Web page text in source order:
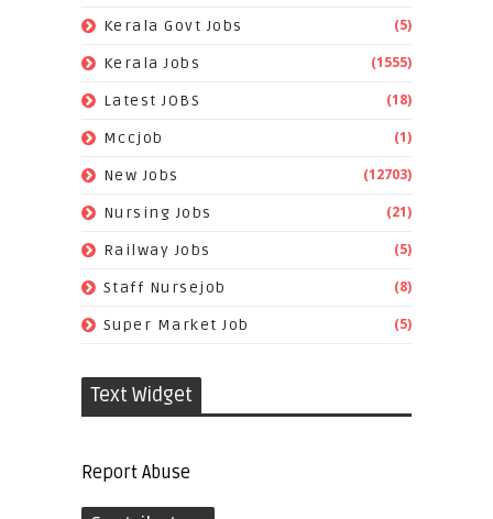
Kerala Govt Jobs (5)
Kerala Jobs (1555)
Latest JOBS (18)
Mccjob (1)
New Jobs (12703)
Nursing Jobs (21)
Railway Jobs (5)
Staff Nursejob (8)
Super Market Job (5)
Text Widget
Report Abuse